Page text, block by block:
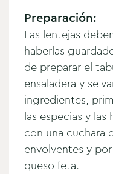
Preparación:
Las lentejas
haberlas
de preparar el
ensaladera y se
ingredientes,
las especias y las
con una cuchara
envolventes y
queso feta.